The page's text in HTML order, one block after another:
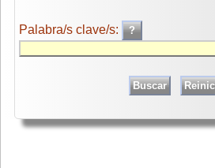
Palabra/s clave/s: